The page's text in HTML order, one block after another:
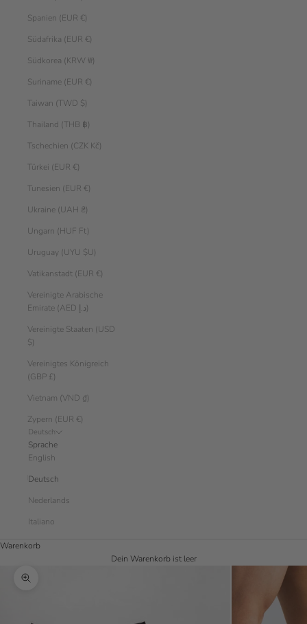
Spanien (EUR €)
Südafrika (EUR €)
Südkorea (KRW ₩)
Suriname (EUR €)
Taiwan (TWD $)
Thailand (THB ฿)
Tschechien (CZK Kč)
Türkei (EUR €)
Tunesien (EUR €)
Ukraine (UAH ₴)
Ungarn (HUF Ft)
Uruguay (UYU $U)
Vatikanstadt (EUR €)
Vereinigte Arabische
Emirate (AED د.إ)
Vereinigte Staaten (USD
$)
Vereinigtes Königreich
(GBP £)
Vietnam (VND ₫)
Zypern (EUR €)
Deutsch
Sprache
English
Deutsch
Nederlands
Italiano
Warenkorb
Dein Warenkorb ist leer
Bild vergrößern